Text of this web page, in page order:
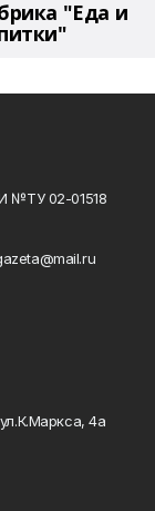
"Еда и
№ТУ 02-01518
4а